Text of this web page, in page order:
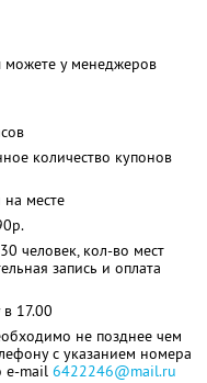
можете у менеджеров
количество купонов
на месте
человек, кол-во мест
запись и оплата
17.00
не позднее чем
с указанием номера
е-mail 6422246@mail.ru